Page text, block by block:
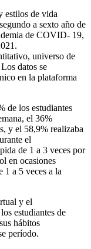
estilos de vida
a sexto año de
de COVID- 19,
universo de
datos se
en la plataforma
de los estudiantes
el 36%
y el 58,9% realizaba
el
de 1 a 3 veces por
en ocasiones
1 a 5 veces a la
y el
estudiantes de
hábitos
período.